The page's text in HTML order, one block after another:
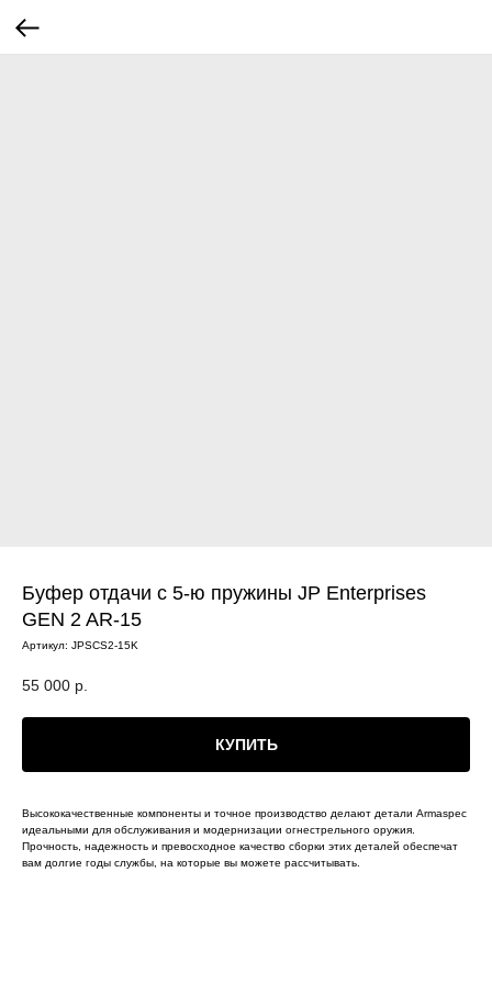
Буфер отдачи с 5-ю пружины JP Enterprises
GEN 2 AR-15
Артикул: JPSCS2-15K
55 000 р.
КУПИТЬ
Высококачественные компоненты и точное производство делают детали Armaspec
идеальными для обслуживания и модернизации огнестрельного оружия.
Прочность, надежность и превосходное качество сборки этих деталей обеспечат
вам долгие годы службы, на которые вы можете рассчитывать.